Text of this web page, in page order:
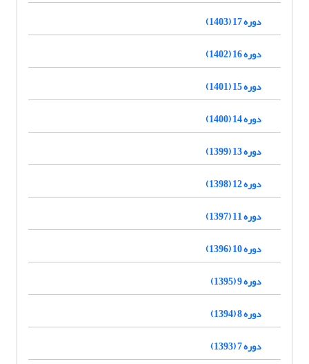
دوره 17 (1403)
دوره 16 (1402)
دوره 15 (1401)
دوره 14 (1400)
دوره 13 (1399)
دوره 12 (1398)
دوره 11 (1397)
دوره 10 (1396)
دوره 9 (1395)
دوره 8 (1394)
دوره 7 (1393)